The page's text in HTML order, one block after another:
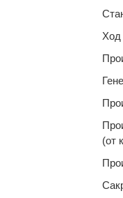
Ход
(от